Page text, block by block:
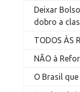
Deixar
dobro a
TODOS ÀS
NÃO à
O Brasil